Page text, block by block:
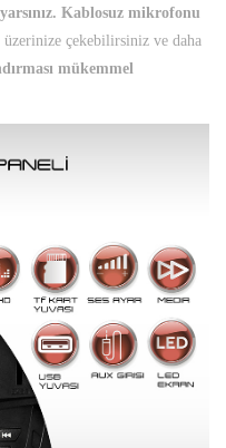
Kablosuz mikrofonu
çekebilirsiniz ve daha
mükemmel